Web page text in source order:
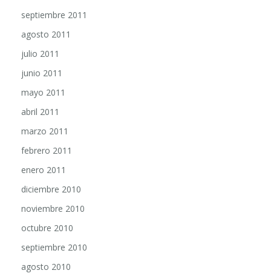
septiembre 2011
agosto 2011
julio 2011
junio 2011
mayo 2011
abril 2011
marzo 2011
febrero 2011
enero 2011
diciembre 2010
noviembre 2010
octubre 2010
septiembre 2010
agosto 2010